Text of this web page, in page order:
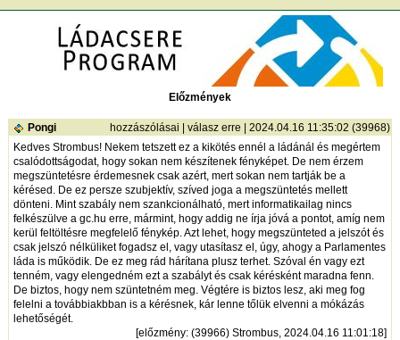
Előzmények
Pongi hozzászólásai válasz erre | 2024.04.16 11:35:02 (39968)
Kedves Strombus! Nekem tetszett ez a kikötés ennél a ládánál és megértem
csalódottságodat, hogy sokan nem készítenek fényképet. De nem érzem
megszüntetésre érdemesnek csak azért, mert sokan nem tartják be a
kérésed. De ez persze szubjektív, szíved joga a megszüntetés mellett
dönteni. Mint szabály nem szankcionálható, mert informatikailag nincs
felkészülve a gc.hu erre, mármint, hogy addig ne írja jóvá a pontot, amíg nem
kerül feltöltésre megfelelő fénykép. Azt lehet, hogy megszünteted a jelszót és
csak jelszó nélküliket fogadsz el, vagy utasítasz el, úgy, ahogy a Parlamentes
láda is működik. De ez meg rád hárítana plusz terhet. Szóval én vagy ezt
tenném, vagy elengedném ezt a szabályt és csak kérésként maradna fenn.
De biztos, hogy nem szüntetném meg. Végtére is biztos lesz, aki meg fog
felelni a továbbiakbban is a kérésnek, kár lenne tőlük elvenni a mókázás
lehetőségét.
[előzmény: (39966) Strombus, 2024.04.16 11:01:18]